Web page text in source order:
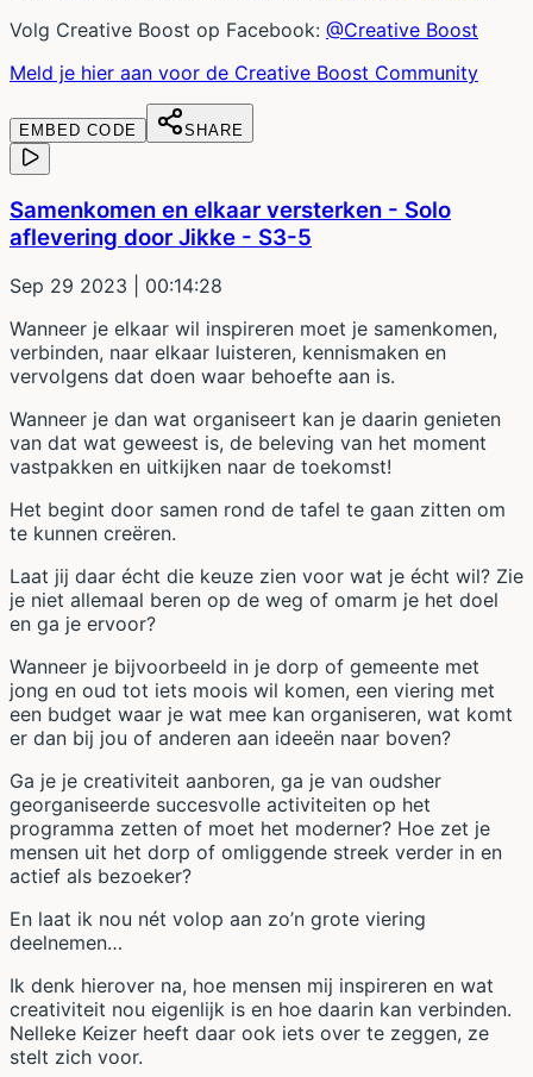
Volg Creative Boost op Facebook: @Creative Boost
Meld je hier aan voor de Creative Boost Community
EMBED CODE SHARE
Samenkomen en elkaar versterken - Solo
aflevering door Jikke - S3-5
Sep 29 2023 | 00:14:28
Wanneer je elkaar wil inspireren moet je samenkomen,
verbinden, naar elkaar luisteren, kennismaken en
vervolgens dat doen waar behoefte aan is.
Wanneer je dan wat organiseert kan je daarin genieten
van dat wat geweest is, de beleving van het moment
vastpakken en uitkijken naar de toekomst!
Het begint door samen rond de tafel te gaan zitten om
te kunnen creëren.
Laat jij daar écht die keuze zien voor wat je écht wil? Zie
je niet allemaal beren op de weg of omarm je het doel
en ga je ervoor?
Wanneer je bijvoorbeeld in je dorp of gemeente met
jong en oud tot iets moois wil komen, een viering met
een budget waar je wat mee kan organiseren, wat komt
er dan bij jou of anderen aan ideeën naar boven?
Ga je je creativiteit aanboren, ga je van oudsher
georganiseerde succesvolle activiteiten op het
programma zetten of moet het moderner? Hoe zet je
mensen uit het dorp of omliggende streek verder in en
actief als bezoeker?
En laat ik nou nét volop aan zo’n grote viering
deelnemen…
Ik denk hierover na, hoe mensen mij inspireren en wat
creativiteit nou eigenlijk is en hoe daarin kan verbinden.
Nelleke Keizer heeft daar ook iets over te zeggen, ze
stelt zich voor.